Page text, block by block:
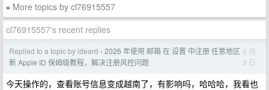
» More topics by cl76915557
cl76915557's recent replies
Replied to a topic by ideard › 2026 年使用 邮箱 在 设置 中注册 任意地区
新 Apple ID 保姆级教程，解决注册风控问题
6 月
3 日
今天操作的，查看账号信息变成越南了，有影响吗，哈哈哈，我看也